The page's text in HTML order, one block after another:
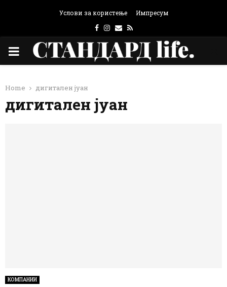
Услови за користење Импресум
Facebook
Instagram
Email
Rss
PRIMARY
Home дигитален јуан
дигитален јуан
КОМПАНИИ